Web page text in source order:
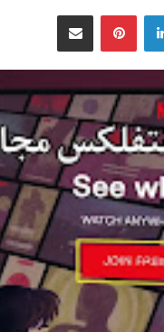
لينكدإن بينتيريستمشاركة عبر البريد